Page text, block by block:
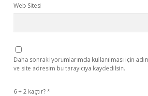
Web Sitesi
Daha sonraki yorumlarımda kullanılması için
ve site adresim bu tarayıcıya kaydedilsin.
6 + 2 kaçtır?*